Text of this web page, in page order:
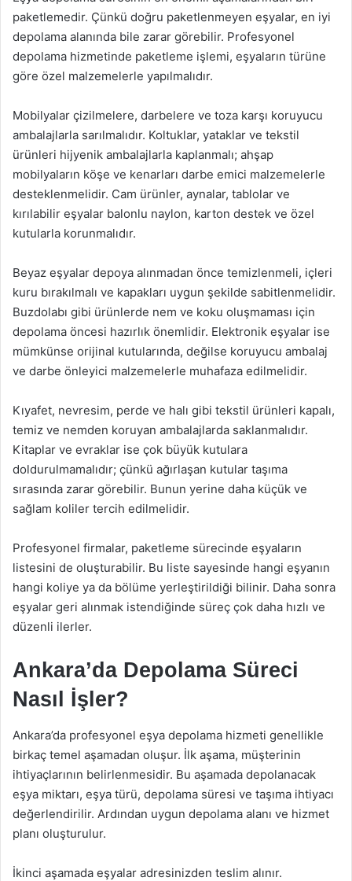
paketlemedir. Çünkü doğru paketlenmeyen eşyalar, en iyi
depolama alanında bile zarar görebilir. Profesyonel
depolama hizmetinde paketleme işlemi, eşyaların türüne
göre özel malzemelerle yapılmalıdır.
Mobilyalar çizilmelere, darbelere ve toza karşı koruyucu
ambalajlarla sarılmalıdır. Koltuklar, yataklar ve tekstil
ürünleri hijyenik ambalajlarla kaplanmalı; ahşap
mobilyaların köşe ve kenarları darbe emici malzemelerle
desteklenmelidir. Cam ürünler, aynalar, tablolar ve
kırılabilir eşyalar balonlu naylon, karton destek ve özel
kutularla korunmalıdır.
Beyaz eşyalar depoya alınmadan önce temizlenmeli, içleri
kuru bırakılmalı ve kapakları uygun şekilde sabitlenmelidir.
Buzdolabı gibi ürünlerde nem ve koku oluşmaması için
depolama öncesi hazırlık önemlidir. Elektronik eşyalar ise
mümkünse orijinal kutularında, değilse koruyucu ambalaj
ve darbe önleyici malzemelerle muhafaza edilmelidir.
Kıyafet, nevresim, perde ve halı gibi tekstil ürünleri kapalı,
temiz ve nemden koruyan ambalajlarda saklanmalıdır.
Kitaplar ve evraklar ise çok büyük kutulara
doldurulmamalıdır; çünkü ağırlaşan kutular taşıma
sırasında zarar görebilir. Bunun yerine daha küçük ve
sağlam koliler tercih edilmelidir.
Profesyonel firmalar, paketleme sürecinde eşyaların
listesini de oluşturabilir. Bu liste sayesinde hangi eşyanın
hangi koliye ya da bölüme yerleştirildiği bilinir. Daha sonra
eşyalar geri alınmak istendiğinde süreç çok daha hızlı ve
düzenli ilerler.
Ankara’da Depolama Süreci
Nasıl İşler?
Ankara’da profesyonel eşya depolama hizmeti genellikle
birkaç temel aşamadan oluşur. İlk aşama, müşterinin
ihtiyaçlarının belirlenmesidir. Bu aşamada depolanacak
eşya miktarı, eşya türü, depolama süresi ve taşıma ihtiyacı
değerlendirilir. Ardından uygun depolama alanı ve hizmet
planı oluşturulur.
İkinci aşamada eşyalar adresinizden teslim alınır.